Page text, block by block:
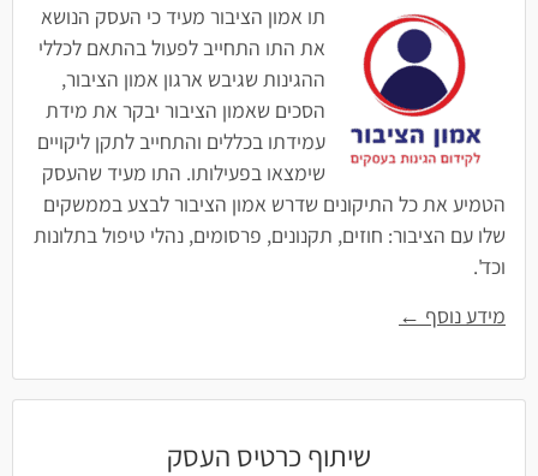
תו אמון הציבור מעיד כי העסק הנושא
את התו התחייב לפעול בהתאם לכללי
ההגינות שגיבש ארגון אמון הציבור,
הסכים שאמון הציבור יבקר את מידת
עמידתו בכללים והתחייב לתקן ליקויים
שימצאו בפעילותו. התו מעיד שהעסק
הטמיע את כל התיקונים שדרש אמון הציבור לבצע בממשקים
שלו עם הציבור: חוזים, תקנונים, פרסומים, נהלי טיפול בתלונות
וכד'.
מידע נוסף ←
שיתוף כרטיס העסק